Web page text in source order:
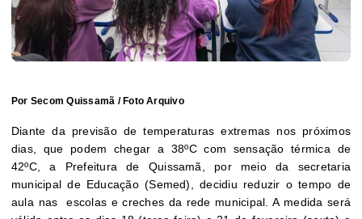
Por Secom Quissamã / Foto Arquivo
Diante da previsão de temperaturas extremas nos próximos
dias, que podem chegar a 38ºC com sensação térmica de
42ºC, a Prefeitura de Quissamã, por meio da secretaria
municipal de Educação (Semed), decidiu reduzir o tempo de
aula nas escolas e creches da rede municipal. A medida será